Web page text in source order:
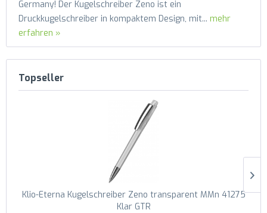
Germany! Der Kugelschreiber Zeno ist ein
Druckkugelschreiber in kompaktem Design, mit... mehr
erfahren »
Topseller
Klio-Eterna Kugelschreiber Zeno transparent MMn 41275
Klar GTR